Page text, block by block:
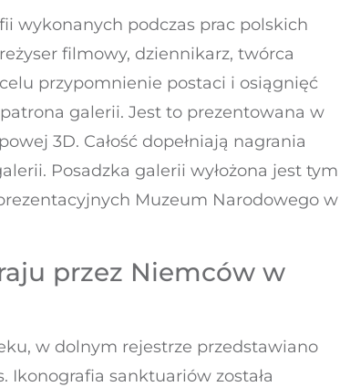
wykonanych podczas prac polskich
filmowy, dziennikarz, twórca
przypomnienie postaci i osiągnięć
galerii. Jest to prezentowana w
3D. Całość dopełniają nagrania
Posadzka galerii wyłożona jest tym
Muzeum Narodowego w
przez Niemców w
w dolnym rejestrze przedstawiano
Ikonografia sanktuariów została